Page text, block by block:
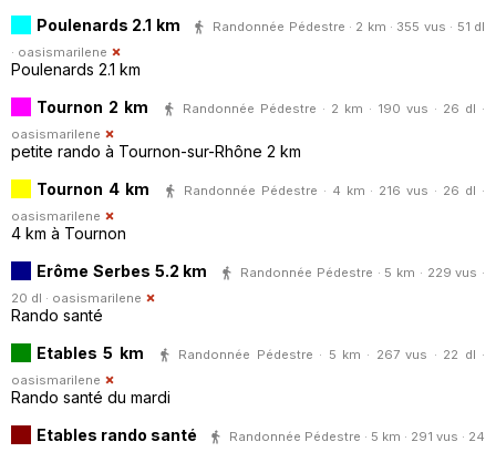
Poulenards 2.1 km
Randonnée Pédestre · 2 km · 355 vus · 51 dl
· oasismarilene
Poulenards 2.1 km
Tournon 2 km
Randonnée Pédestre · 2 km · 190 vus · 26 dl ·
oasismarilene
petite rando à Tournon-sur-Rhône 2 km
Tournon 4 km
Randonnée Pédestre · 4 km · 216 vus · 26 dl ·
oasismarilene
4 km à Tournon
Erôme Serbes 5.2 km
Randonnée Pédestre · 5 km · 229 vus ·
20 dl · oasismarilene
Rando santé
Etables 5 km
Randonnée Pédestre · 5 km · 267 vus · 22 dl ·
oasismarilene
Rando santé du mardi
Etables rando santé
Randonnée Pédestre · 5 km · 291 vus · 24